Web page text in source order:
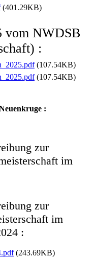
(401.29KB)
vom NWDSB
:
(107.54KB)
(107.54KB)
:
zur
im
zur
im
:
(243.69KB)